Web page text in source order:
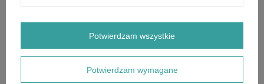
Potwierdzam wymagane
Potwierdzam wszystkie